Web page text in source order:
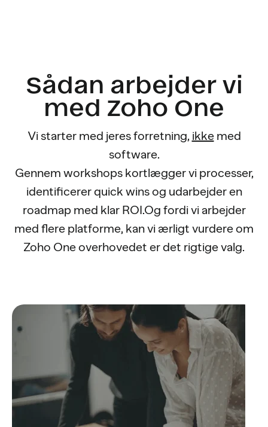
Sådan arbejder vi
med Zoho One
Vi starter med jeres forretning, ikkemed
software.
Gennem workshops kortlægger vi processer,
identificerer quick wins og udarbejder en
roadmap med klar ROI.Og fordi vi arbejder
med flere platforme, kan vi ærligt vurdere om
Zoho One overhovedet er det rigtige valg.